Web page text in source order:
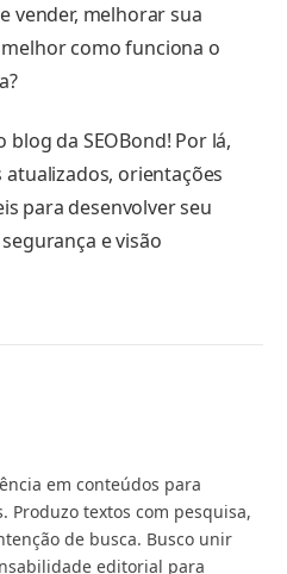
vender, melhorar sua
como funciona o
da SEOBond! Por lá,
orientações
para desenvolver seu
e visão
em conteúdos para
Produzo textos com pesquisa,
de busca. Busco unir
editorial para